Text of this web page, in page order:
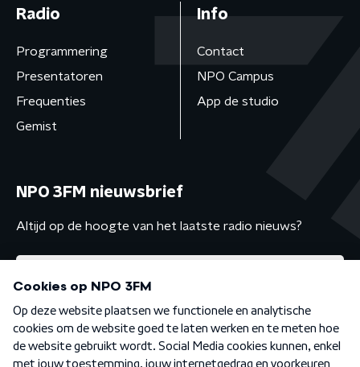
Radio
Programmering
Presentatoren
Frequenties
Gemist
Info
Contact
NPO Campus
App de studio
NPO 3FM nieuwsbrief
Altijd op de hoogte van het laatste radio nieuws?
Algemene voorwaarden Privacybeleid